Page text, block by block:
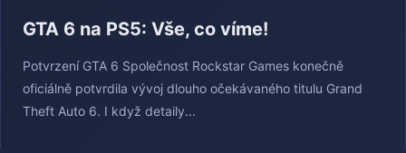
GTA 6 na PS5: Vše, co víme!
Potvrzení GTA 6 Společnost Rockstar Games konečně
oficiálně potvrdila vývoj dlouho očekávaného titulu Grand
Theft Auto 6. I když detaily...